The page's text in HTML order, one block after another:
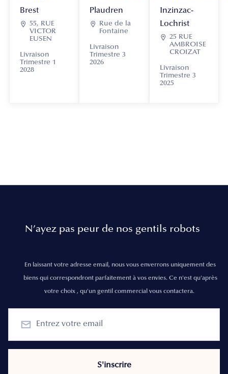
Brest
 55, RUE
VICTOR
EUSEN
Livraison
Trimestre 1
2028
Plaudren

Rue de la
Fontaine
Livraison
Trimestre 3
2026
Inzinzac-
Lochrist
 25 RUE
AMBROISE
CROIZAT
Livraison
Trimestre 3
2025
N’ayez pas peur de nos gentils robots
En laissant votre adresse email, nous vous enverrons uniquement des
biens qui correspondront parfaitement à vos envies. Ce n'est qu'après
votre choix , qu'un gentil commercial vous contactera.